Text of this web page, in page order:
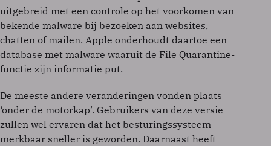
uitgebreid met een controle op het voorkomen van
bekende malware bij bezoeken aan websites,
chatten of mailen. Apple onderhoudt daartoe een
database met malware waaruit de File Quarantine-
functie zijn informatie put.
De meeste andere veranderingen vonden plaats
‘onder de motorkap’. Gebruikers van deze versie
zullen wel ervaren dat het besturingssysteem
merkbaar sneller is geworden. Daarnaast heeft